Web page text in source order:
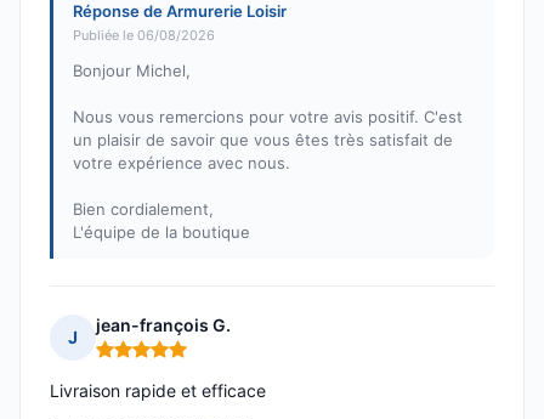
Réponse de Armurerie Loisir
Publiée le 06/08/2026
Bonjour Michel,
Nous vous remercions pour votre avis positif. C'est
un plaisir de savoir que vous êtes très satisfait de
votre expérience avec nous.
Bien cordialement,
L'équipe de la boutique
J
jean-françois G.
Note : 5 sur 5
Livraison rapide et efficace